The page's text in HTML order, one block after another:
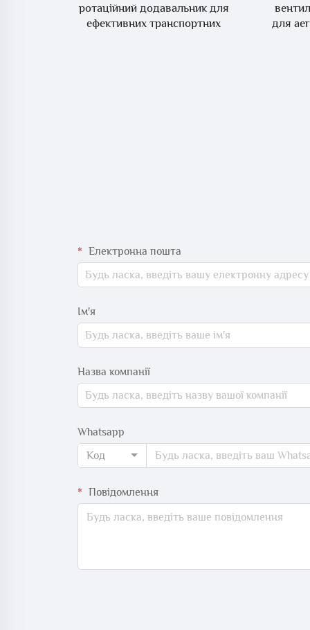
ротаційний додавальник для
ефективних транспортних
для
Електронна пошта
Ім'я
Назва компанії
Whatsapp
Код
Повідомлення